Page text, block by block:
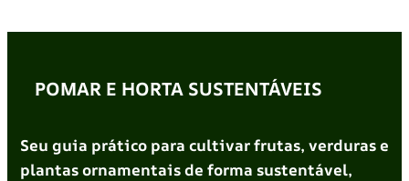
POMAR E HORTA SUSTENTÁVEIS
Seu guia prático para cultivar frutas, verduras e
plantas ornamentais de forma sustentável,